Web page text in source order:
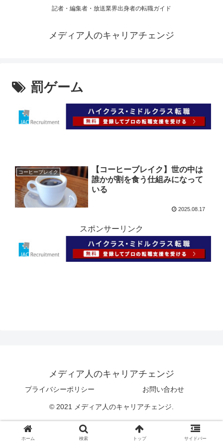
記者・編集者・放送業界出身者の転職ガイド
メディア人のキャリアチェンジ
罰ゲーム
コーヒーブレイク
【コーヒーブレイク】世の中は
誰かが割を食う仕組みになって
いる
2025.08.17
スポンサーリンク
メディア人のキャリアチェンジ
プライバシーポリシー お問い合わせ
© 2021 メディア人のキャリアチェンジ.
ホーム 検索 トップ サイドバー